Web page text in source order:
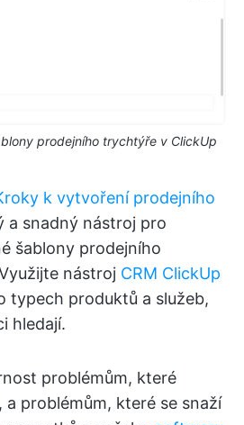
prodejního trychtýře v ClickUp
k vytvoření prodejního
a snadný nástroj pro
šablony prodejního
nástroj CRM ClickUp
typech produktů a služeb,
hledají.
problémům, které
a problémům, které se snaží